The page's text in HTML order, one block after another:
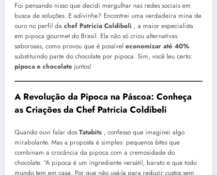
Foi pensando nisso que decidi mergulhar nas redes sociais em
busca de soluções. E adivinhe? Encontrei uma verdadeira mina de
ouro no perfil da chef Patricia Coldibeli , a maior especialista
em pipoca gourmet do Brasil. Ela não só criou alternativas
saborosas, como provou que é possível economizar até 40%
substituindo parte do chocolate por pipoca. Sim, você leu certo:
pipoca e chocolate juntos!
A Revolução da Pipoca na Páscoa: Conheça
as Criações da Chef Patricia Coldibeli
Quando ouvi falar dos Tatabits , confesso que imaginei algo
mirabolante. Mas a proposta é simples: pequenos bites que
combinam a crocância da pipoca com a cremosidade do
chocolate. “A pipoca é um ingrediente versátil, barato e que todo
mundo tem em casa. Por que não usá-la para reduzir custos sem